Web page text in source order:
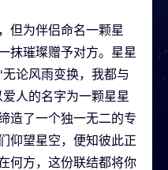
但为伴侣命名一颗星
抹璀璨赠予对方。星星
论风雨变换，我都与
人的名字为一颗星星
造了一个独一无二的专
仰望星空，便知彼此正
何方，这份联结都将你